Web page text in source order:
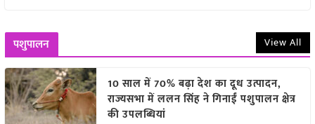
पशुपालन View All
10 साल में 70% बढ़ा देश का दूध उत्पादन,
राज्यसभा में ललन सिंह ने गिनाईं पशुपालन क्षेत्र
की उपलब्धियां